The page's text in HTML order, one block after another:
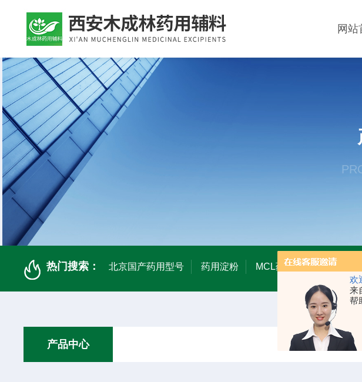
欢
来
帮
网站
热门搜索： 北京国产药用型号 药用淀粉 MCL药用甘油
产品中心